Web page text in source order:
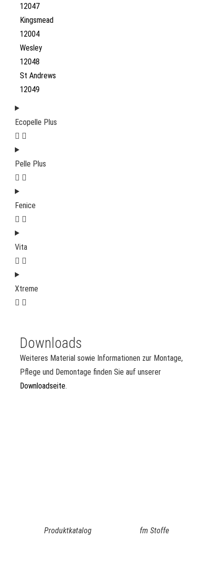
12047
Kingsmead
12004
Wesley
12048
St Andrews
12049
Ecopelle Plus
Pelle Plus
Fenice
Vita
Xtreme
Downloads
Weiteres Material sowie Informationen zur Montage,
Pflege und Demontage finden Sie auf unserer
Downloadseite.
Produktkatalog fm Stoffe